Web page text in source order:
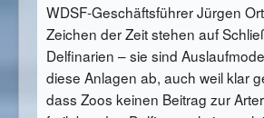
WDSF-Geschäftsführer Jürgen
Zeichen der Zeit stehen auf
Delfinarien – sie sind
diese Anlagen ab, auch weil klar
dass Zoos keinen Beitrag zur